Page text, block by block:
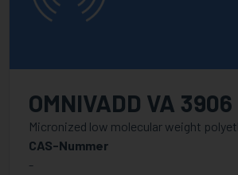
OMNIVADD VA 3906
Micronized low molecular weight
CAS-Nummer
-